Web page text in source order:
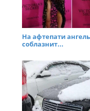
На афтепати
соблазнит...